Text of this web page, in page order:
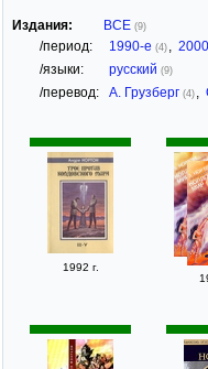
Издания: ВСЕ (9)
/период: 1990-е (4) ,
/языки: русский (9)
/перевод: А. Грузберг (4) ,
1992 г.